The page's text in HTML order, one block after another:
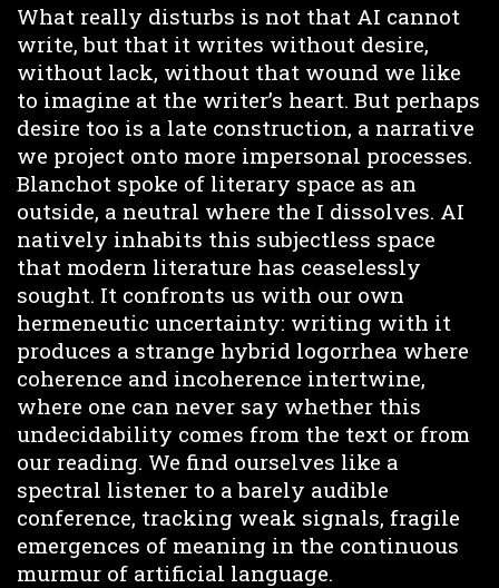
What really disturbs is not that AI cannot
write, but that it writes without desire,
without lack, without that wound we like
to imagine at the writer’s heart. But perhaps
desire too is a late construction, a narrative
we project onto more impersonal processes.
Blanchot spoke of literary space as an
outside, a neutral where the I dissolves. AI
natively inhabits this subjectless space
that modern literature has ceaselessly
sought. It confronts us with our own
hermeneutic uncertainty: writing with it
produces a strange hybrid logorrhea where
coherence and incoherence intertwine,
where one can never say whether this
undecidability comes from the text or from
our reading. We find ourselves like a
spectral listener to a barely audible
conference, tracking weak signals, fragile
emergences of meaning in the continuous
murmur of artificial language.